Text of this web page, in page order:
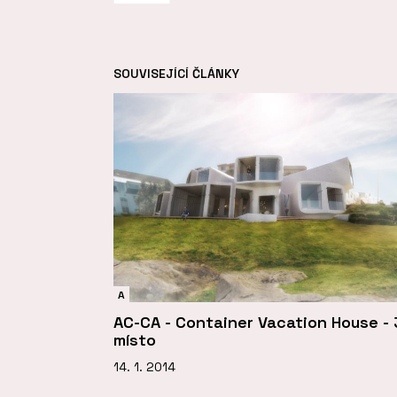
SOUVISEJÍCÍ ČLÁNKY
A
AC-CA - Container Vacation House -
místo
14. 1. 2014